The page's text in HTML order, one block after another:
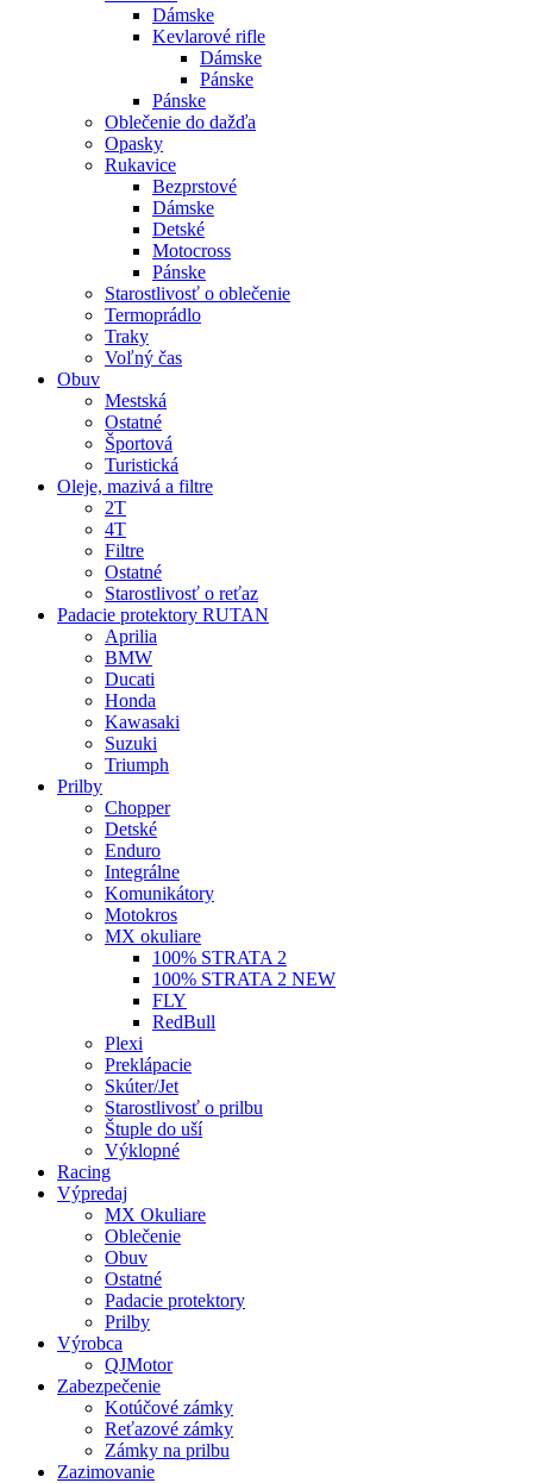
Dámske
Kevlarové rifle
Dámske
Pánske
Pánske
Oblečenie do dažďa
Opasky
Rukavice
Bezprstové
Dámske
Detské
Motocross
Pánske
Starostlivosť o oblečenie
Termoprádlo
Traky
Voľný čas
Obuv
Mestská
Ostatné
Športová
Turistická
Oleje, mazivá a filtre
2T
4T
Filtre
Ostatné
Starostlivosť o reťaz
Padacie protektory RUTAN
Aprilia
BMW
Ducati
Honda
Kawasaki
Suzuki
Triumph
Prilby
Chopper
Detské
Enduro
Integrálne
Komunikátory
Motokros
MX okuliare
100% STRATA 2
100% STRATA 2 NEW
FLY
RedBull
Plexi
Preklápacie
Skúter/Jet
Starostlivosť o prilbu
Štuple do uší
Výklopné
Racing
Výpredaj
MX Okuliare
Oblečenie
Obuv
Ostatné
Padacie protektory
Prilby
Výrobca
QJMotor
Zabezpečenie
Kotúčové zámky
Reťazové zámky
Zámky na prilbu
Zazimovanie